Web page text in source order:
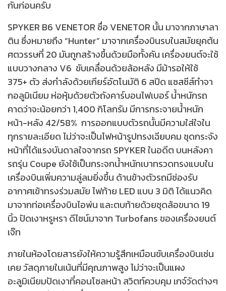
กันก่อนครับ
SPYKER B6 VENETOR ชื่อ VENETOR นั้น มาจากภาษาลา
ติน ซึ่งหมายถึง “Hunter” มาจากเครื่องบินรบในสมัยยุคต้น
ศตวรรษที่ 20 มันถูกสร้างขึ้นด้วยมือทั้งคัน เครื่องยนต์จะใช้
แบบวางกลาง V6 ขับเคลื่อนด้วยล้อหลัง มีม้ารอให้ใช้
375+ ตัว ส่งกำลังด้วยเกียร์อัตโนมัติ 6 สปีด แซสซีส์ทำจา
กอลูมิเนียม ห่อหุ้มด้วยตัวถังคาร์บอนไฟเบอร์ น้ำหนักรถ
คาดว่าจะน้อยกว่า 1,400 กิโลกรัม มีการกระจายน้ำหนัก
หน้า-หลัง 42/58% การออกแบบตัวรถนั้นมีความใส่ใจใน
ทุกรายละเอียด ไม่ว่าจะเป็นไฟหน้ารูปทรงเฉียบคม ชุดกระจัง
หน้าที่ได้แรงบันดาลใจจากรถ SPYKER ในอดีต บนหลังคา
รถรุ่น Coupe ยังใช้เป็นกระจกน้ำหนักเบาทรวดทรงแบบใน
เครื่องบินเพิ่มความลู่ลมยิ่งขึ้น ด้านข้างตัวรถมีช่องรับ
อากาศเข้าทรงร่วมสมัย ไฟท้าย LED แบบ 3 มิติ ได้แนวคิด
มาจากท่อเครื่องบินไอพ่น และตบท้ายด้วยชุดล้อขนาด 19
นิ้ว ปัดเงาหรูหรา ดีไซน์มาจาก Turbofans ของเครื่องยนต์
เจ๊ท
ภายในห้องโดยสารยังให้ความรู้สึกเหมือนขับเครื่องบินเช่น
เคย วัสดุภายในเน้นที่มีคุณภาพสูง ไม่ว่าจะเป็นแผง
อะลูมิเนียมปัดเงาที่คอนโซลหน้า สวิตท์ควบคุม เกจ์วัดต่างๆ